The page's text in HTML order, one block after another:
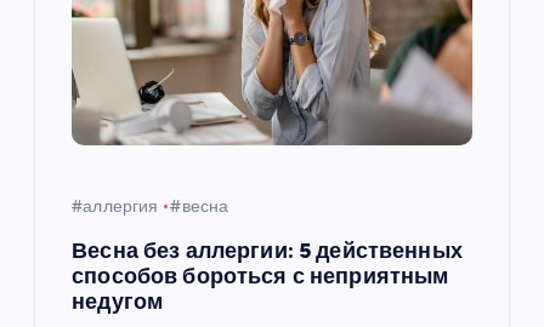
#аллергия #весна
Весна без аллергии: 5 действенных
способов бороться с неприятным
недугом